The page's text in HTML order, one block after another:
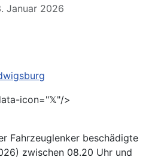
Januar 2026
icon="𝕏"/>
Fahrzeuglenker beschädigte
zwischen 08.20 Uhr und